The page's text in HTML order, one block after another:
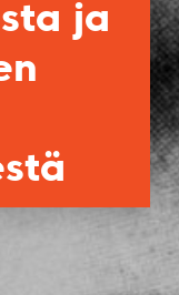
ja